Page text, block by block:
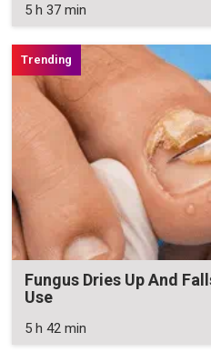
5 h 37 min
Fungus Dries Up And
Use
5 h 42 min